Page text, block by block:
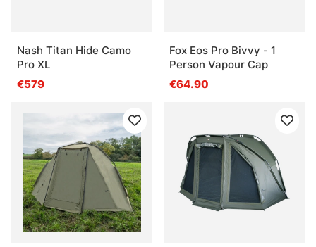
Nash Titan Hide Camo
Pro XL
€579
Fox Eos Pro Bivvy - 1
Person Vapour Cap
€64.90